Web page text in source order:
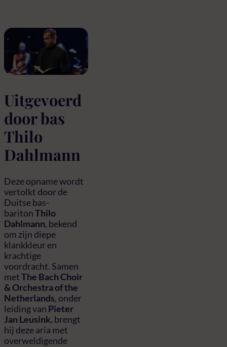
Uitgevoerd
door bas
Thilo
Dahlmann
Deze opname wordt
vertolkt door de
Duitse bas-
baritonThilo
Dahlmann, bekend
om zijn diepe
klankkleur en
krachtige
voordracht. Samen
metThe Bach Choir
& Orchestra of the
Netherlands, onder
leiding van Pieter
Jan Leusink, brengt
hij deze aria met
overweldigende